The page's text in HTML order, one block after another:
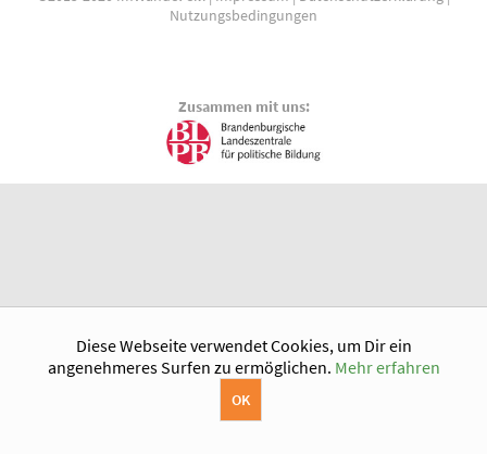
Nutzungsbedingungen
Zusammen mit uns:
Diese Webseite verwendet Cookies, um Dir ein
angenehmeres Surfen zu ermöglichen. Mehr erfahren
OK